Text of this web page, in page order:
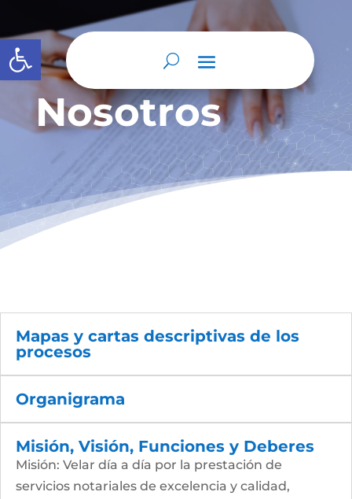
Abrir barra de herramientas
Nosotros
Mapas y cartas descriptivas de los
procesos
Organigrama
Misión, Visión, Funciones y Deberes
Misión: Velar día a día por la prestación de
servicios notariales de excelencia y calidad,